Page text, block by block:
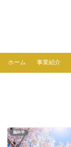
ホーム 事業紹介
脳科学